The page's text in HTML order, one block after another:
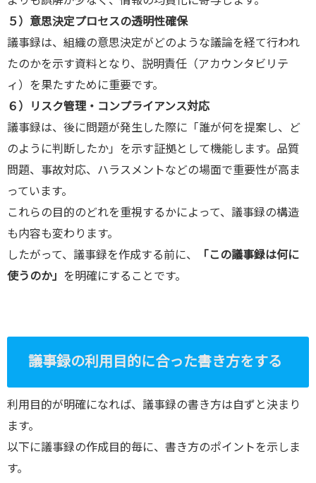
５）意思決定プロセスの透明性確保
議事録は、組織の意思決定がどのような議論を経て行われ
たのかを示す資料となり、説明責任（アカウンタビリテ
ィ）を果たすために重要です。
６）リスク管理・コンプライアンス対応
議事録は、後に問題が発生した際に「誰が何を提案し、ど
のように判断したか」を示す証拠として機能します。品質
問題、事故対応、ハラスメントなどの場面で重要性が高ま
っています。
これらの目的のどれを重視するかによって、議事録の構造
も内容も変わります。
したがって、議事録を作成する前に、
「この議事録は何に
使うのか」 を明確にすることです。
議事録の利用目的に合った書き方をする
利用目的が明確になれば、議事録の書き方は自ずと決まり
ます。
以下に議事録の作成目的毎に、書き方のポイントを示しま
す。